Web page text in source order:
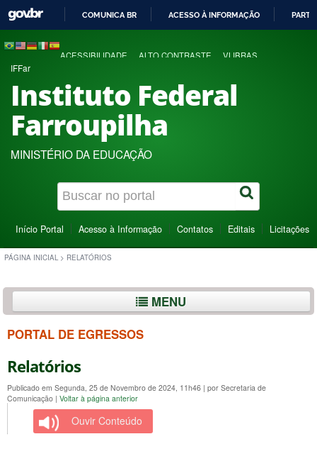
COMUNICA BR ACESSO À INFORMAÇÃO
ACESSIBILIDADE ALTO CONTRASTE VLIBRAS
IFFar
Instituto Federal
Farroupilha
MINISTÉRIO DA EDUCAÇÃO
Início Portal Acesso à Informação Contatos Editais Licitações
PÁGINA INICIAL > RELATÓRIOS
MENU
PORTAL DE EGRESSOS
Relatórios
Publicado em Segunda, 25 de Novembro de 2024, 11h46 | por Secretaria de
Comunicação | Voltar à página anterior
Ouvir Conteúdo